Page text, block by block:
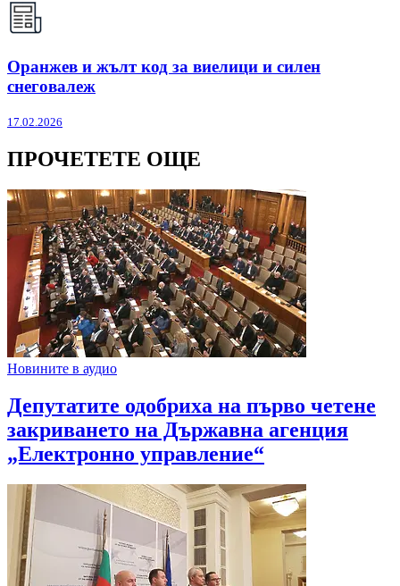
Оранжев и жълт код за виелици и силен
снеговалеж
17.02.2026
ПРОЧЕТЕТЕ ОЩЕ
Новините в аудио
Депутатите одобриха на първо четене
закриването на Държавна агенция
„Електронно управление“